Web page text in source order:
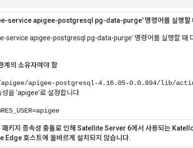
service apigee-postgresql pg-data-purge' 명령어를 실행할
service apigee-postgresql pg-data-purge' 명령어를 실행할 때
계의 소유자여야 함
apigee-postgresql-4.16.05-0.0.894/lib/
성을 'apigee'로 설정합니다.
패키지 종속성 충돌로 인해 Satellite Server 6에서 사용되는
Edge 호스트에 올바르게 설치되지 않습니다.